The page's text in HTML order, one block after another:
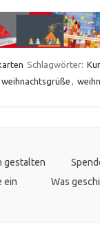
Schlagwörter:
weihnachtsgrüße ,
gestalten
ein
Was